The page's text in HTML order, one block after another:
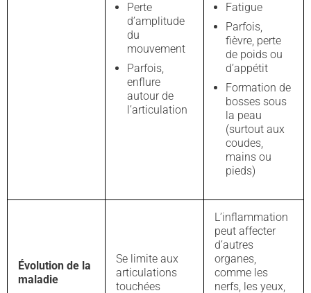
Perte
d’amplitude
du
mouvement
Parfois,
enflure
autour de
l’articulation
Fatigue
Parfois,
fièvre, perte
de poids ou
d’appétit
Formation de
bosses sous
la peau
(surtout aux
coudes,
mains ou
pieds)
Évolution de la
maladie
Se limite aux
articulations
touchées
L’inflammation
peut affecter
d’autres
organes,
comme les
nerfs, les yeux,